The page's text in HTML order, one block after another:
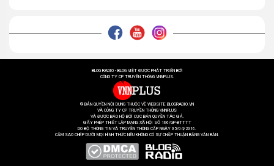
BLOG RADIO - BLOG VIỆT ĐƯỢC PHÁT TRIỂN BỞI
CÔNG TY CP TRUYỀN THÔNG VNNPLUS.
® BẢN QUYỀN NỘI DUNG THUỘC VỀ WEBSITE BLOGRADIO.VN
VÀ CÔNG TY CP TRUYỀN THÔNG VNNPLUS
VÀ ĐƯỢC BẢO HỘ BỞI CỤC BẢN QUYỀN TÁC GIẢ.
GIẤY PHÉP THIẾT LẬP MẠNG XÃ HỘI SỐ 166/GP-BTTTT
DO BỘ THÔNG TIN VÀ TRUYỀN THÔNG CẤP NGÀY 05/04/2016.
CẤM SAO CHÉP DƯỚI MỌI HÌNH THỨC NẾU KHÔNG CÓ SỰ CHẤP THUẬN BẰNG VĂN BẢN.